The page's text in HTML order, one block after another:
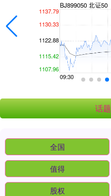
话
全国
值得
股权